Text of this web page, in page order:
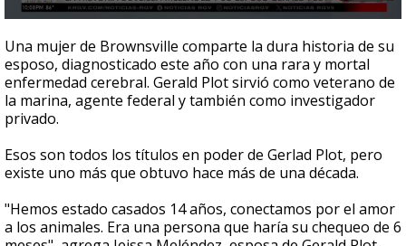
seconds
of
3
minutes,
25
seconds
Una mujer de Brownsville comparte la dura historia de su
esposo, diagnosticado este año con una rara y mortal
enfermedad cerebral. Gerald Plot sirvió como veterano de
la marina, agente federal y también como investigador
privado.
Esos son todos los títulos en poder de Gerlad Plot, pero
existe uno más que obtuvo hace más de una década.
"Hemos estado casados 14 años, conectamos por el amor
a los animales. Era una persona que haría su chequeo de 6